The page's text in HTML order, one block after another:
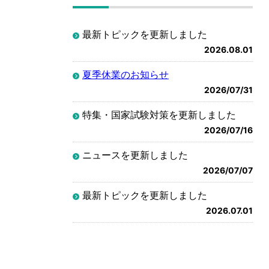
最新トピックを更新しました
2026.08.01
夏季休業のお知らせ
2026/07/31
特集・国家試験対策を更新しました
2026/07/16
ニュースを更新しました
2026/07/07
最新トピックを更新しました
2026.07.01